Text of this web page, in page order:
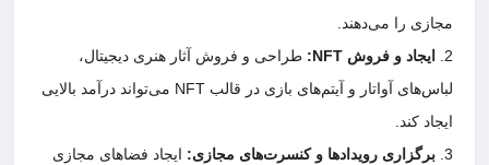
مجازی را می‌دهند.
ایجاد و فروش
طراحی و فروش آثار هنری دیجیتال،
لباس‌های آواتار و آیتم‌های بازی در قالب NFT می‌تواند درآمد بالایی
ایجاد کند.
برگزاری رویدادها و کنسرت‌های مجازی: ایجاد فضاهای مجازی